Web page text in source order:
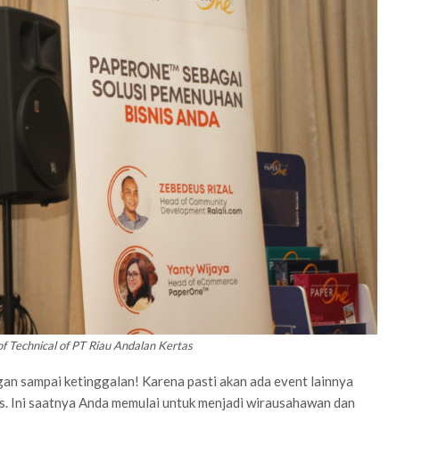
Technical of PT Riau Andalan Kertas
sampai ketinggalan! Karena pasti akan ada event lainnya
Ini saatnya Anda memulai untuk menjadi wirausahawan dan